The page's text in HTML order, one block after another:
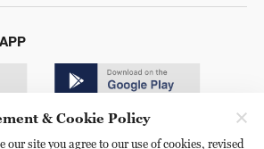
& Cookie Policy
site you agree to our use of cookies, revised